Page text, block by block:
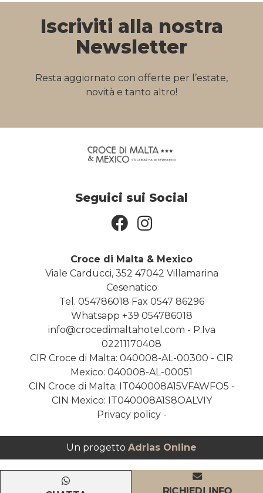
Iscriviti alla nostra
Newsletter
Resta aggiornato con offerte per l’estate,
novità e tanto altro!
Seguici sui Social
Croce di Malta & Mexico
Viale Carducci, 352 47042 Villamarina
Cesenatico
Tel. 054786018 Fax 0547 86296
Whatsapp +39 054786018
info@crocedimaltahotel.com - P.Iva
02211170408
CIR Croce di Malta: 040008-AL-00300 - CIR
Mexico: 040008-AL-00051
CIN Croce di Malta: IT040008A15VFAWFO5 -
CIN Mexico: IT040008A1S8OALVIY
Privacy policy-
Un progetto Adrias Online